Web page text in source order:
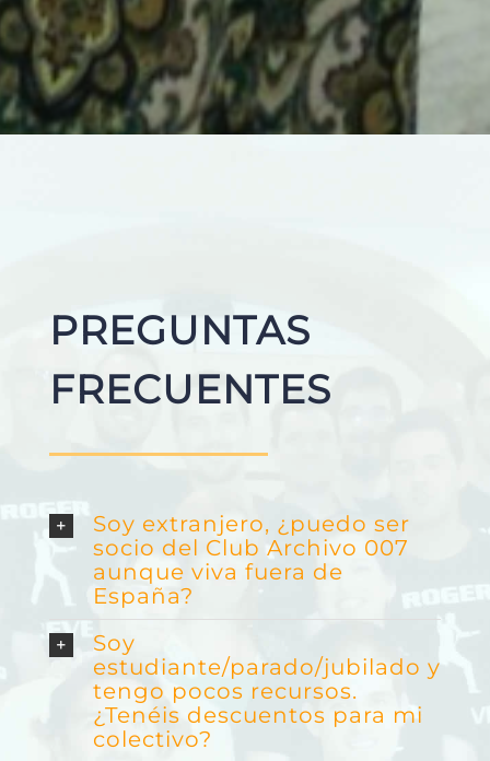
PREGUNTAS
FRECUENTES
Soy extranjero, ¿puedo ser
socio del Club Archivo 007
aunque viva fuera de
España?
Soy
estudiante/parado/jubilado y
tengo pocos recursos.
¿Tenéis descuentos para mi
colectivo?